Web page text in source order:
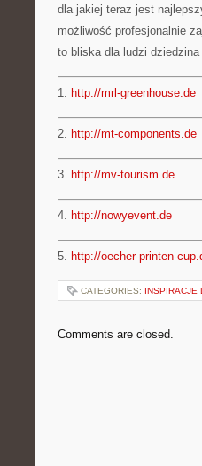
dla jakiej teraz jest
możliwość profesjonalnie
to bliska dla ludzi dziedzina
1. http://mrl-greenhouse.de
2. http://mt-components.de
3. http://mv-tourism.de
4. http://nowyevent.de
5. http://oecher-printen-
CATEGORIES: INSPIRACJE
Comments are closed.